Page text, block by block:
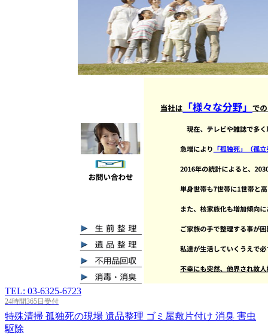
TEL: 03-6325-6723
24時間365日受付
特殊清掃 孤独死の現場 遺品整理 ゴミ屋敷片付け 消臭 害虫
駆除